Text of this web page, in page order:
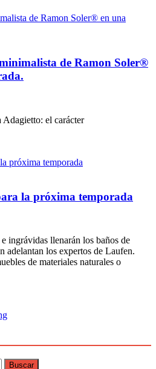
de Ramon Soler®
el carácter
la próxima temporada
ingrávidas llenarán los baños de
adelantan los expertos de Laufen.
de materiales naturales o